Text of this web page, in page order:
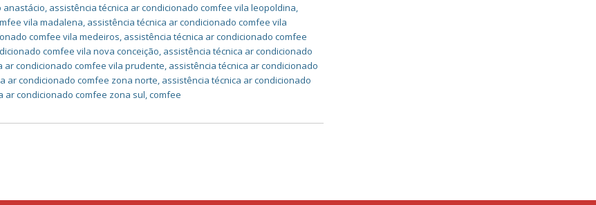
anastácio, assistência técnica ar condicionado comfee vila leopoldina,
vila madalena, assistência técnica ar condicionado comfee vila
comfee vila medeiros, assistência técnica ar condicionado comfee
comfee vila nova conceição, assistência técnica ar condicionado
ar condicionado comfee vila prudente, assistência técnica ar condicionado
ar condicionado comfee zona norte, assistência técnica ar condicionado
ar condicionado comfee zona sul,comfee